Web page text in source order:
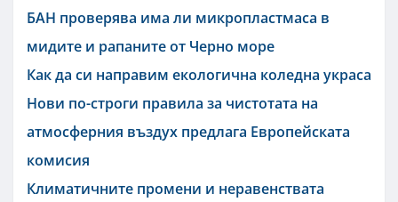
БАН проверява има ли микропластмаса в
мидите и рапаните от Черно море
Как да си направим екологична коледна украса
Нови по-строги правила за чистотата на
атмосферния въздух предлага Европейската
комисия
Климатичните промени и неравенствата